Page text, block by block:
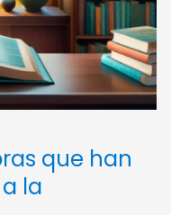
que han
la